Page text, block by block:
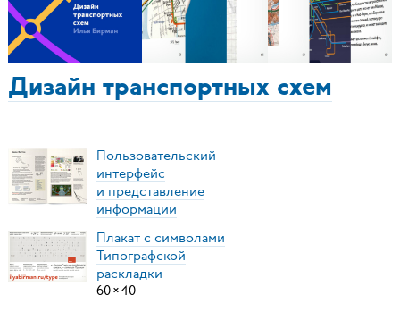
Дизайн транспортных схем
Пользовательский
интерфейс
и представление
информации
Плакат с символами
Типографской
раскладки
60×40